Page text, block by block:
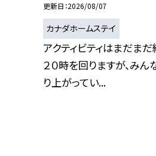
更新日 2026/08/07
カナダホームステイ
アクティビティはまだまだ
２０時を回りますが、み
り上がってい...